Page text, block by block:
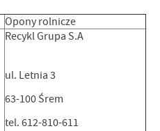
Opony rolnicze
Recykl Grupa S.A
ul. Letnia 3
63-100 Śrem
tel. 612-810-611